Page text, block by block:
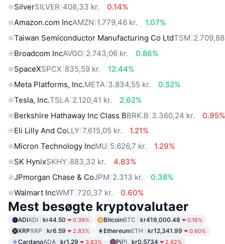
SilverSILVER 408,33 kr.
0.14%
Amazon.com IncAMZN 1.779,46 kr.
1.07%
Taiwan Semiconductor Manufacturing Co LtdTSM
Broadcom IncAVGO 2.743,06 kr.
0.86%
SpaceXSPCX 835,59 kr.
12.44%
Meta Platforms, Inc.META 3.834,55 kr.
0.52%
Tesla, Inc.TSLA 2.120,41 kr.
2.62%
Berkshire Hathaway Inc Class BBRK.B 3.360,24 kr.
0.95%
Eli Lilly And CoLLY 7.615,05 kr.
1.21%
Micron Technology IncMU 5.626,7 kr.
1.29%
SK HynixSKHY 883,32 kr.
4.83%
JPmorgan Chase & CoJPM 2.313 kr.
0.38%
Walmart IncWMT 720,37 kr. 0.60%
Mest besøgte kryptovalutaer
ADIADI kr44.50 0.39% BitcoinBTC kr419,000.48 0.16%
XRPXRP kr6.59 2.83% EthereumETH kr12,341.99 0.60%
CardanoADA kr1.29 3.83% PiPI kr0.5734 2.62%